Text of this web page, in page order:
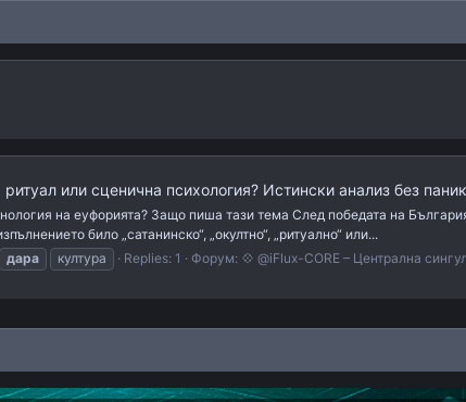
или сценична психология? Истински анализ без
на еуфорията? Защо пиша тази тема След победата на
било „сатанинско“, „окултно“, „ритуално“ или...
дара култура Replies: 1 Форум: 💠 @iFlux-CORE – Централна